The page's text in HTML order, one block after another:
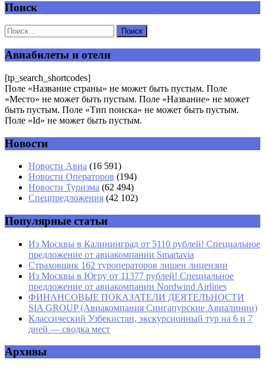
Добавить комментарий
Ваш адрес email не будет опубликован.
Имя *
Email*
Поиск
Авиабилеты и отели
[tp_search_shortcodes]
Поле «Название страны» не может быть пустым. Поле
«Место» не может быть пустым. Поле «Название» не может
быть пустым. Поле «Тип поиска» не может быть пустым.
Поле «Id» не может быть пустым.
Новости
Новости Авиа (16 591)
Новости Операторов (194)
Новости Туризма (62 494)
Спецпредложения (42 102)
Популярные статьи
Из Москвы в Калининград от 5110 рублей! Специальное
предложение от авиакомпании Smartavia
Страховщик 162 туроператоров лишен лицензии
Из Москвы в Югру от 11377 рублей! Специальное
предложение от авиакомпании Nordwind Airlines
ФИНАНСОВЫЕ ПОКАЗАТЕЛИ ДЕЯТЕЛЬНОСТИ
SIA GROUP (Авиакомпания Сингапурские Авиалинии)
Классический Узбекистан, экскурсионный тур на 6 и 7
дней — сводка мест
Архивы